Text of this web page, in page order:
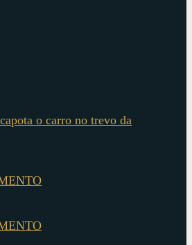
o carro no trevo da